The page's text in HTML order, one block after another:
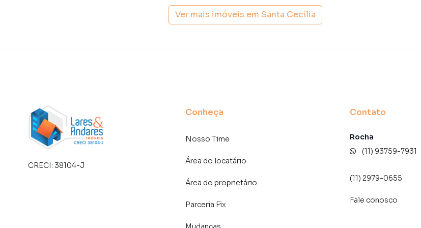
Imóveis você consegue comprar ou alugar um imóvel em São Paulo mesmo não estando na cidade e
com a praticidade de fazer tudo online, direto do seu computador ou smartphone. Nós criamos
imobiliárias tradicionais. Já vendemos e locamos diversos imóveis em São Paulo, especialmente em
Santa Cecília. Isso porque temos uma equipe de marketing digital focada em produzir campanhas
específicas para São Paulo, o que aumenta muito o número de contatos interessados e tendo como
consequência uma maior chance de vender ou alugar seu imóvel mais rápido. Contamos também com
um time de programadores, corretores treinados e uma central de atendimento preparada para
Ver mais imóveis em Santa Cecília
CRECI: 38104-J
Conheça
Nosso Time
Área do locatário
Área do proprietário
Parceria Fix
Contato
Rocha
(11) 93759-7931
(11) 2979-0655
Fale conosco